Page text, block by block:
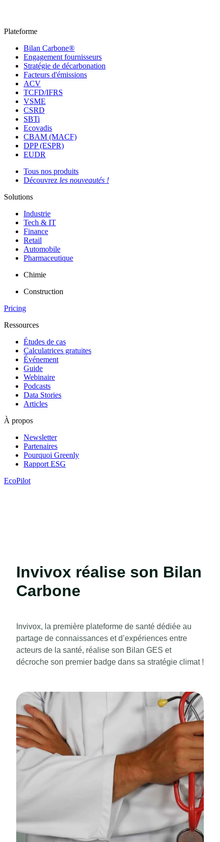
Plateforme
Bilan Carbone®
Engagement fournisseurs
Stratégie de décarbonation
Facteurs d'émissions
ACV
TCFD/IFRS
VSME
CSRD
SBTi
Ecovadis
CBAM (MACF)
DPP (ESPR)
EUDR
Tous nos produits
Découvrez les nouveautés !
Solutions
Industrie
Tech & IT
Finance
Retail
Automobile
Pharmaceutique
Chimie
Construction
Pricing
Ressources
Études de cas
Calculatrices gratuites
Événement
Guide
Webinaire
Podcasts
Data Stories
Articles
À propos
Newsletter
Partenaires
Pourquoi Greenly
Rapport ESG
EcoPilot
Invivox réalise son Bilan
Carbone
Invivox, la première plateforme de santé dédiée au
partage de connaissances et d’expériences entre
acteurs de la santé, réalise son Bilan GES et
décroche son premier badge dans sa stratégie climat !